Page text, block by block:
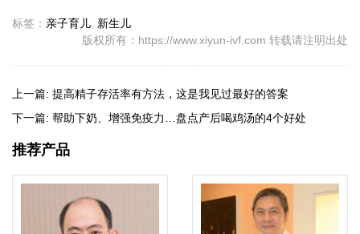
标签： 亲子育儿, 新生儿
版权所有：https://www.xiyun-ivf.com 转载请注明出处
上一篇: 提高精子存活率有方法，这是我见过最好的答案
下一篇: 帮助下奶、增强免疫力…盘点产后喝鸡汤的4个好处
推荐产品